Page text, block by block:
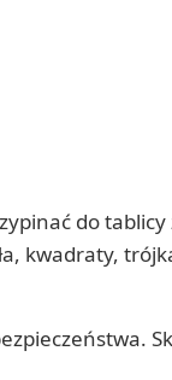
do
kwadraty,